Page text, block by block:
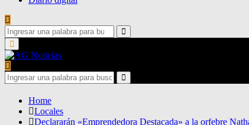
Search
for:
Search
Primary
Menu
Search
for:
Search
Home
Locales
Declararán «Emprendedora Destacada» a la orfebre